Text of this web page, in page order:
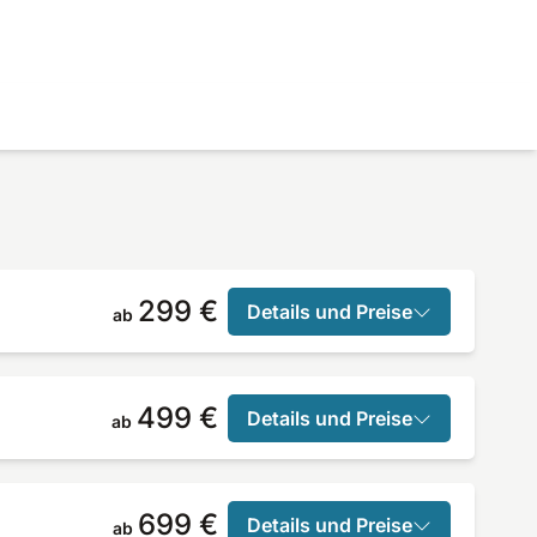
ab 299 € Details und Preise
ab 499 € Details und Preise
ab 699 € Details und Preise